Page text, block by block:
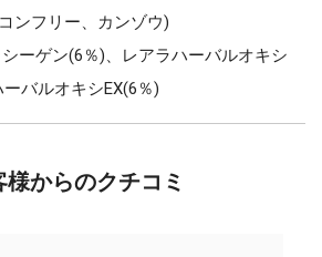
ンフリー、カンゾウ)
ーゲン(6％)、レアラハーバルオキシ
バルオキシEX(6％)
様からのクチコミ